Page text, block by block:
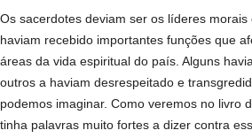
Os sacerdotes deviam ser os líderes morais
haviam recebido importantes funções que
áreas da vida espiritual do país. Alguns
outros a haviam desrespeitado e
podemos imaginar. Como veremos no livro
tinha palavras muito fortes a dizer contra